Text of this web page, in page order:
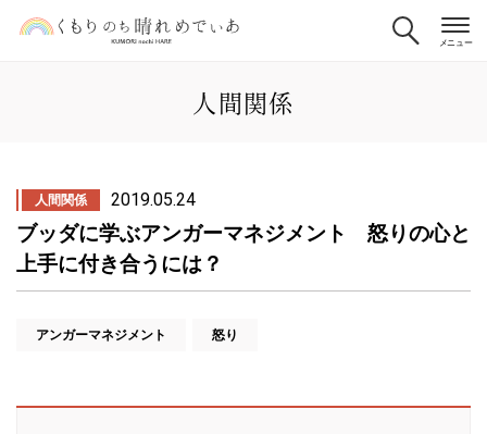
人間関係
人間関係 2019.05.24
ブッダに学ぶアンガーマネジメント 怒りの心と
上手に付き合うには？
アンガーマネジメント 怒り